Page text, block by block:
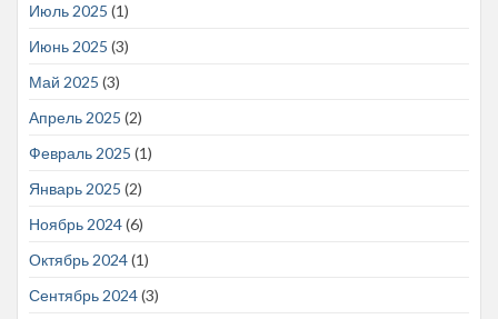
Июль 2025 (1)
Июнь 2025 (3)
Май 2025 (3)
Апрель 2025 (2)
Февраль 2025 (1)
Январь 2025 (2)
Ноябрь 2024(6)
Октябрь 2024(1)
Сентябрь 2024(3)